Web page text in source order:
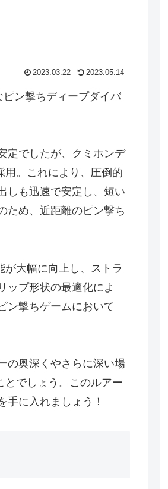
2023.03.22 2023.05.14
ン撃ちディープダイバ
定でしたが、クミホンデ
用。これにより、圧倒的
しも迅速で安定し、短い
ため、近距離のピン撃ち
大幅に向上し、ストラ
ップ形状の最適化によ
ン撃ちゲームにおいて
の奥深くやさらに深い場
とでしょう。このルアー
手に入れましょう！